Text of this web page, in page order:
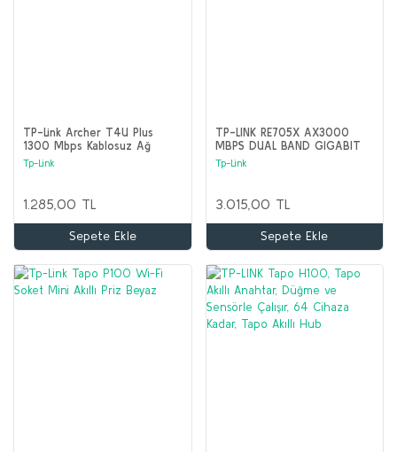
TP-Link Archer T4U Plus
1300 Mbps Kablosuz Ağ
Adaptörü
Tp-Link
1.285,00 TL
Sepete Ekle
TP-LINK RE705X AX3000
MBPS DUAL BAND GIGABIT
PORT MENZİL GENİŞLETİCİ
Tp-Link
3.015,00 TL
Sepete Ekle